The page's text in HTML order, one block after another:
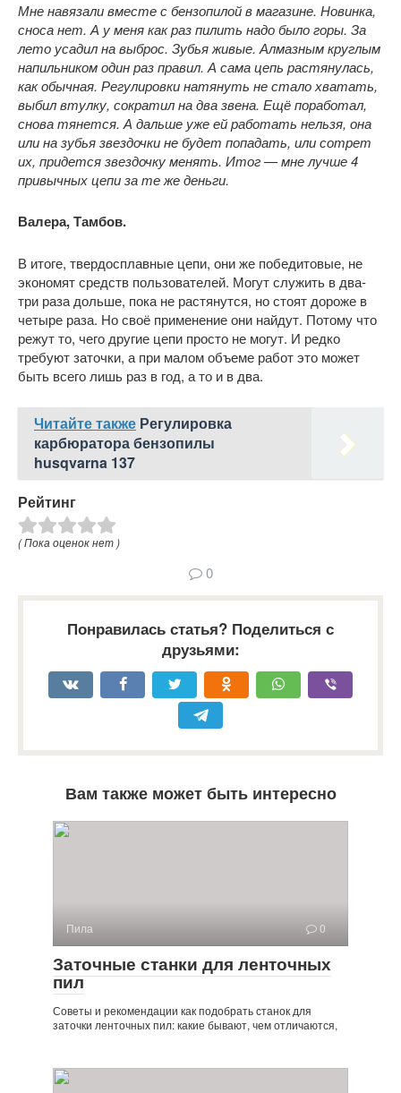
Мне навязали вместе с бензопилой в магазине. Новинка,
сноса нет. А у меня как раз пилить надо было горы. За
лето усадил на выброс. Зубья живые. Алмазным круглым
напильником один раз правил. А сама цепь растянулась,
как обычная. Регулировки натянуть не стало хватать,
выбил втулку, сократил на два звена. Ещё поработал,
снова тянется. А дальше уже ей работать нельзя, она
или на зубья звездочки не будет попадать, или сотрет
их, придется звездочку менять. Итог — мне лучше 4
привычных цепи за те же деньги.
Валера, Тамбов.
В итоге, твердосплавные цепи, они же победитовые, не
экономят средств пользователей. Могут служить в два-
три раза дольше, пока не растянутся, но стоят дороже в
четыре раза. Но своё применение они найдут. Потому что
режут то, чего другие цепи просто не могут. И редко
требуют заточки, а при малом объеме работ это может
быть всего лишь раз в год, а то и в два.
Читайте также Регулировка
карбюратора бензопилы
husqvarna 137
Рейтинг
( Пока оценок нет )
0
Понравилась статья? Поделиться с
друзьями:
Вам также может быть интересно
Пила 0
Заточные станки для ленточных
пил
Советы и рекомендации как подобрать станок для
заточки ленточных пил: какие бывают, чем отличаются,